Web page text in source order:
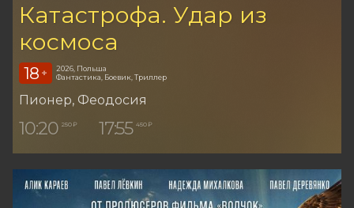
Катастрофа. Удар из
космоса
18 +
2026, Польша
Фантастика, Боевик, Триллер
Пионер, Феодосия
10:20 250 ₽ 17:55 450 ₽